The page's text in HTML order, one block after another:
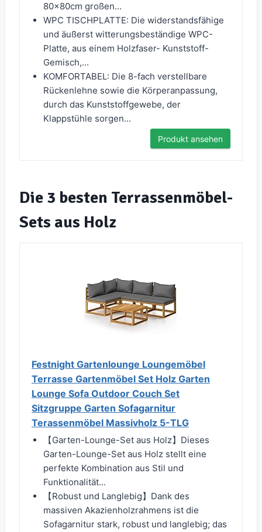
80x80cm großen...
WPC TISCHPLATTE: Die widerstandsfähige
und äußerst witterungsbeständige WPC-
Platte, aus einem Holzfaser- Kunststoff-
Gemisch,...
KOMFORTABEL: Die 8-fach verstellbare
Rückenlehne sowie die Körperanpassung,
durch das Kunststoffgewebe, der
Klappstühle sorgen...
Produkt ansehen
Die 3 besten Terrassenmöbel-
Sets aus Holz
Festnight Gartenlounge Loungemöbel
Terrasse Gartenmöbel Set Holz Garten
Lounge Sofa Outdoor Couch Set
Sitzgruppe Garten Sofagarnitur
Terassenmöbel Massivholz 5-TLG
【Garten-Lounge-Set aus Holz】Dieses
Garten-Lounge-Set aus Holz stellt eine
perfekte Kombination aus Stil und
Funktionalität...
【Robust und Langlebig】Dank des
massiven Akazienholzrahmens ist die
Sofagarnitur stark, robust und langlebig; das